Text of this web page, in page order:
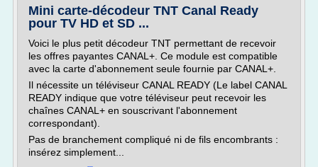
Mini carte-décodeur TNT Canal Ready
pour TV HD et SD ...
Voici le plus petit décodeur TNT permettant de recevoir
les offres payantes CANAL+. Ce module est compatible
avec la carte d'abonnement seule fournie par CANAL+.
Il nécessite un téléviseur CANAL READY (Le label CANAL
READY indique que votre téléviseur peut recevoir les
chaînes CANAL+ en souscrivant l'abonnement
correspondant).
Pas de branchement compliqué ni de fils encombrants :
insérez simplement...